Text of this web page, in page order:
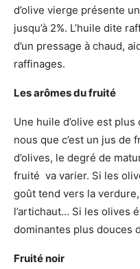
d’olive vierge présente
jusqu’à 2%. L’huile dite
d’un pressage à chaud,
raffinages.
Les arômes du fruité
Une huile d’olive est
nous que c’est un jus de
d’olives, le degré de
fruité va varier. Si les
goût tend vers la
l’artichaut… Si les olives
dominantes plus douces
Fruité noir